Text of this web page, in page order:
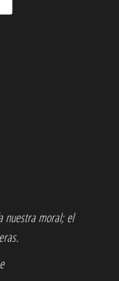
nuestra moral; el